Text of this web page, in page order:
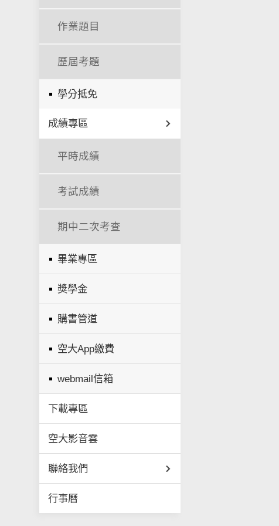
作業題目
歷屆考題
學分抵免
成績專區
平時成績
考試成績
期中二次考查
畢業專區
獎學金
購書管道
空大App繳費
webmail信箱
下載專區
空大影音雲
聯絡我們
行事曆